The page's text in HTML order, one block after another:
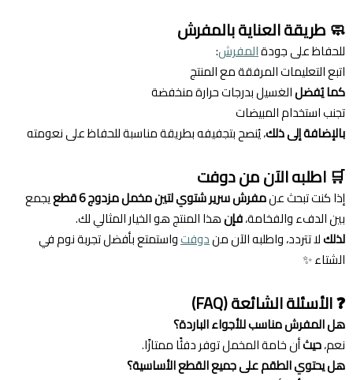
🧼 طريقة العناية بالمفرش
للحفاظ على جودةالمفرش:
اتبع التعليمات المرفقة مع المنتج
كما يُفضلالغسيل بدرجات حرارة منخفضة
تجنب استخدام المبيضات
بالإضافة إلى ذلك، يُنصح بتجفيفه بطريقة مناسبة للحفاظ على نعومته
🛒 اطلبه الآن من دوفت
إذا كنت تبحث عنمفرش سرير شتوي لتين مخمل مزدوج 6 قطع
يجمع
بين الدفء والفخامة،فإنهذا المنتج هو الخيار المثالي لك.
لذلكلا تتردد، واطلبه الآن مندوفتواستمتع بأفضل تجربة نوم في
الشتاء ✨
❓ الأسئلة الشائعة (FAQ)
هل المفرش مناسب للأجواء الباردة؟
نعم،حيثأن خامة المخمل توفر دفئًا ممتازًا.
هل يحتوي الطقم على جميع القطع الأساسية؟